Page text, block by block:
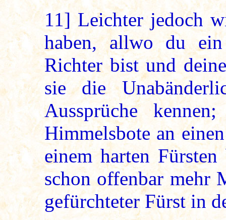
11] Leichter jedoch
haben, allwo du ein
Richter bist und
sie die
Aussprüche
Himmelsbote an
einem harten
schon offenbar mehr
gefürchteter Fürst in